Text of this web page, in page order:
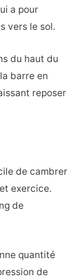
a pour
vers le sol.
du haut du
barre en
reposer
de cambrer
exercice.
de
quantité
de